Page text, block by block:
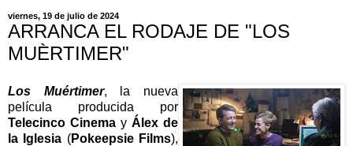
viernes, 19 de julio de 2024
ARRANCA EL RODAJE DE "LOS
MUÈRTIMER"
Los Muértimer, la nueva
película producida por
Telecinco Cinema y Álex de
la Iglesia (Pokeepsie Films),